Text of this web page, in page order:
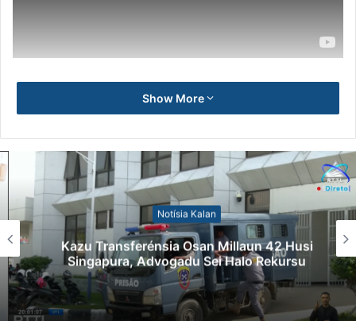
Show More
Notísia Kalan
Kazu Transferénsia Osan Millaun 42 Husi
Singapura, Advogadu Sei Halo Rekursu